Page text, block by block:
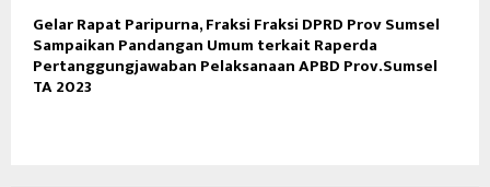
Gelar Rapat Paripurna, Fraksi Fraksi DPRD Prov Sumsel
Sampaikan Pandangan Umum terkait Raperda
Pertanggungjawaban Pelaksanaan APBD Prov.Sumsel
TA 2023